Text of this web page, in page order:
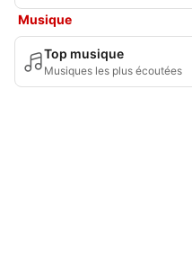
Musique
Top musique
Musiques les plus écoutées